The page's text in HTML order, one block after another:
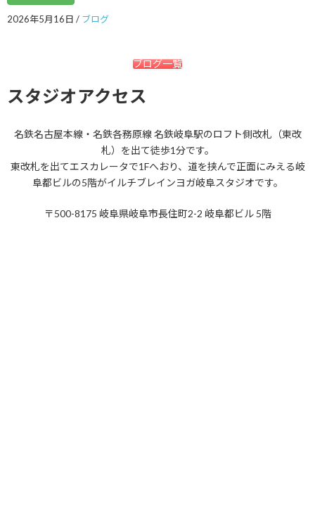
2021年7月
2021年5月
2021年4月
2021年3月
2021年2月
2026年5月16日 / ブログ
ブログ一覧
スタジオアクセス
名鉄名古屋本線・名鉄各務原線 名鉄岐阜駅のロフト側改札（東改
札）を出て徒歩1分です。
東改札を出てエスカレータで1Fへおり、道を挟んで正面にみえる岐
阜都ビルの5階がイルチブレインヨガ岐阜スタジオです。
〒500-8175 岐阜県岐阜市長住町2-2 岐阜都ビル 5階